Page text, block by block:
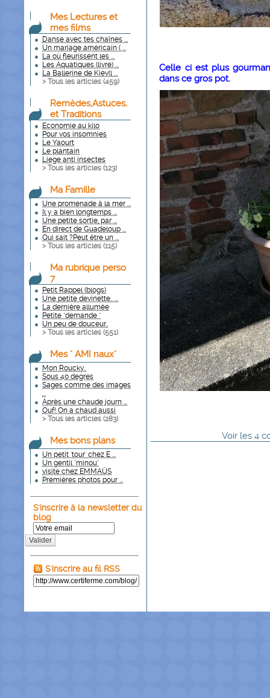
Mes Lectures et
mes films
Danse avec tes chaînes ...
Un mariage américain ( ...
La où fleurissent les ...
Les Aquatiques (livre) ...
La Ballerine de Kiev(l ...
> Tous les articles (459)
Remèdes,Astuces,
et Traditions
Economie au kilo
Pour vos insomnies
Le Yaourt
Le plantain
Liege anti insectes
> Tous les articles (123)
Ma Famille
Une promenade à la mer ...
Il y a bien longtemps ...
Une petite sortie, par ...
En direct de Guadeloup ...
Qui sait ?Peut être un ...
> Tous les articles (115)
Ma rubrique perso
7
Petit Rappel (blogs)
Une petite devinette.. ...
La dernière allumée
Petite "demande "
Un peu de douceur..
> Tous les articles (551)
Mes " AMI naux"
Mon Roucky..
Sous 40 degres
Sages comme des images
...
Après une chaude journ ...
Ouf! On a chaud aussi
> Tous les articles (283)
Mes bons plans
Un petit 'tour' chez E ...
Un gentil "minou"
visite chez EMMAÜS
Premières photos pour ...
S'inscrire à la newsletter du
blog
Valider
S'inscrire au fil RSS
Celle ci est plus
dans ce gros pot.
Voir les 4